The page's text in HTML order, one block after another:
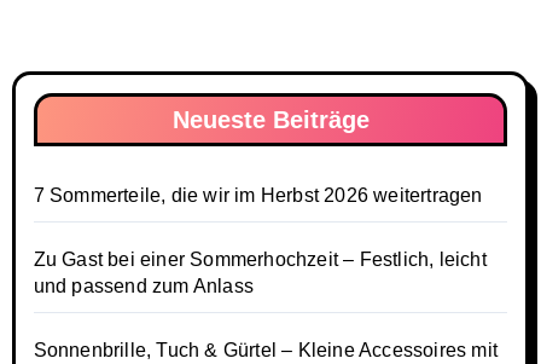
Neueste Beiträge
7 Sommerteile, die wir im Herbst 2026 weitertragen
Zu Gast bei einer Sommerhochzeit – Festlich, leicht
und passend zum Anlass
Sonnenbrille, Tuch & Gürtel – Kleine Accessoires mit